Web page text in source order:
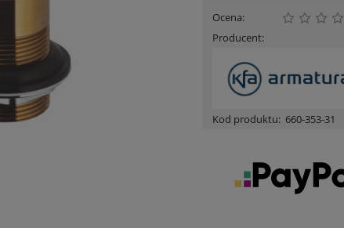
Ocena:
Producent:
Kod produktu: 660-353-31